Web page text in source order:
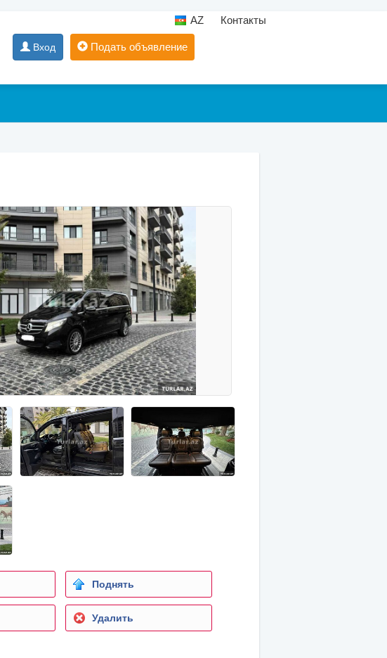
AZ Контакты
Вход Подать объявление
Поднять
Удалить